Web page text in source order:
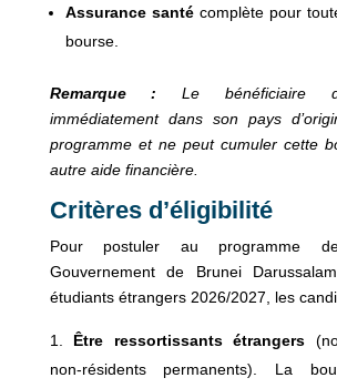
Assurance santécomplète pour
bourse.
Remarque : Le bénéficiaire
immédiatement dans son pays
programme et ne peut cumuler cette
autre aide financière.
Critères d’éligibilité
Pour postuler au programme
Gouvernement de Brunei
étudiants étrangers 2026/2027, les
Être ressortissants étrangers
non-résidents permanents). La